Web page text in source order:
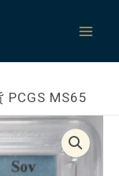
PCGS MS65